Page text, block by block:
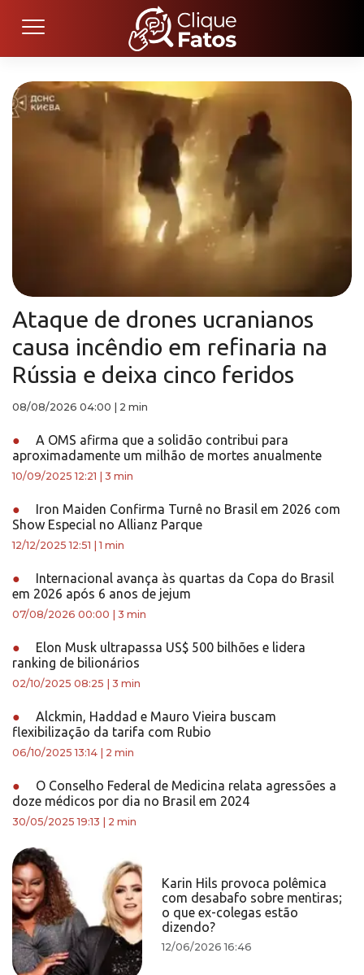
Ataque de drones ucranianos
causa incêndio em refinaria na
Rússia e deixa cinco feridos
08/08/2026 04:00 2 min
●
A OMS afirma que a solidão contribui para
aproximadamente um milhão de mortes anualmente
10/09/2025 12:21 3 min
●
Iron Maiden Confirma Turnê no Brasil em 2026 com
Show Especial no Allianz Parque
12/12/2025 12:51 |1 min
●
Internacional avança às quartas da Copa do Brasil
em 2026 após 6 anos de jejum
07/08/2026 00:00 3 min
●
Elon Musk ultrapassa US$ 500 bilhões e lidera
ranking de bilionários
02/10/2025 08:25 3 min
●
Alckmin, Haddad e Mauro Vieira buscam
flexibilização da tarifa com Rubio
06/10/2025 13:14 2 min
●
O Conselho Federal de Medicina relata agressões a
doze médicos por dia no Brasil em 2024
30/05/2025 19:13 2 min
Karin Hils provoca polêmica
com desabafo sobre mentiras;
o que ex-colegas estão
dizendo?
12/06/2026 16:46